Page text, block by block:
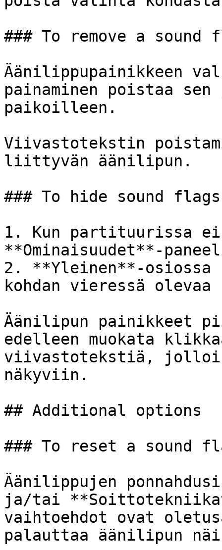
### To remove a sound
Äänilippupainikkeen
painaminen poistaa
paikoilleen.
Viivastotekstin
liittyvän äänilipun.
### To hide sound
1. Kun partituurissa
**Ominaisuudet**-
2. **Yleinen**-
kohdan vieressä
Äänilipun painikkeet
edelleen muokata
viivastotekstiä,
näkyviin.
## Additional options
### To reset a sound
Äänilippujen
ja/tai
vaihtoehdot ovat
palauttaa äänilipun